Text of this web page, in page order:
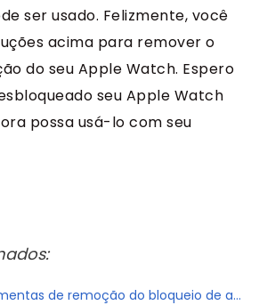
ser usado. Felizmente, você
acima para remover o
do seu Apple Watch. Espero
seu Apple Watch
possa usá-lo com seu
14 Melhores ferramentas de remoção do bloqueio de ativação do iCloud 2025 (gratuito e pago)